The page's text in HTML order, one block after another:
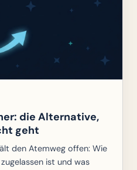
die Alternative,
geht
den Atemweg offen: Wie
ist und was